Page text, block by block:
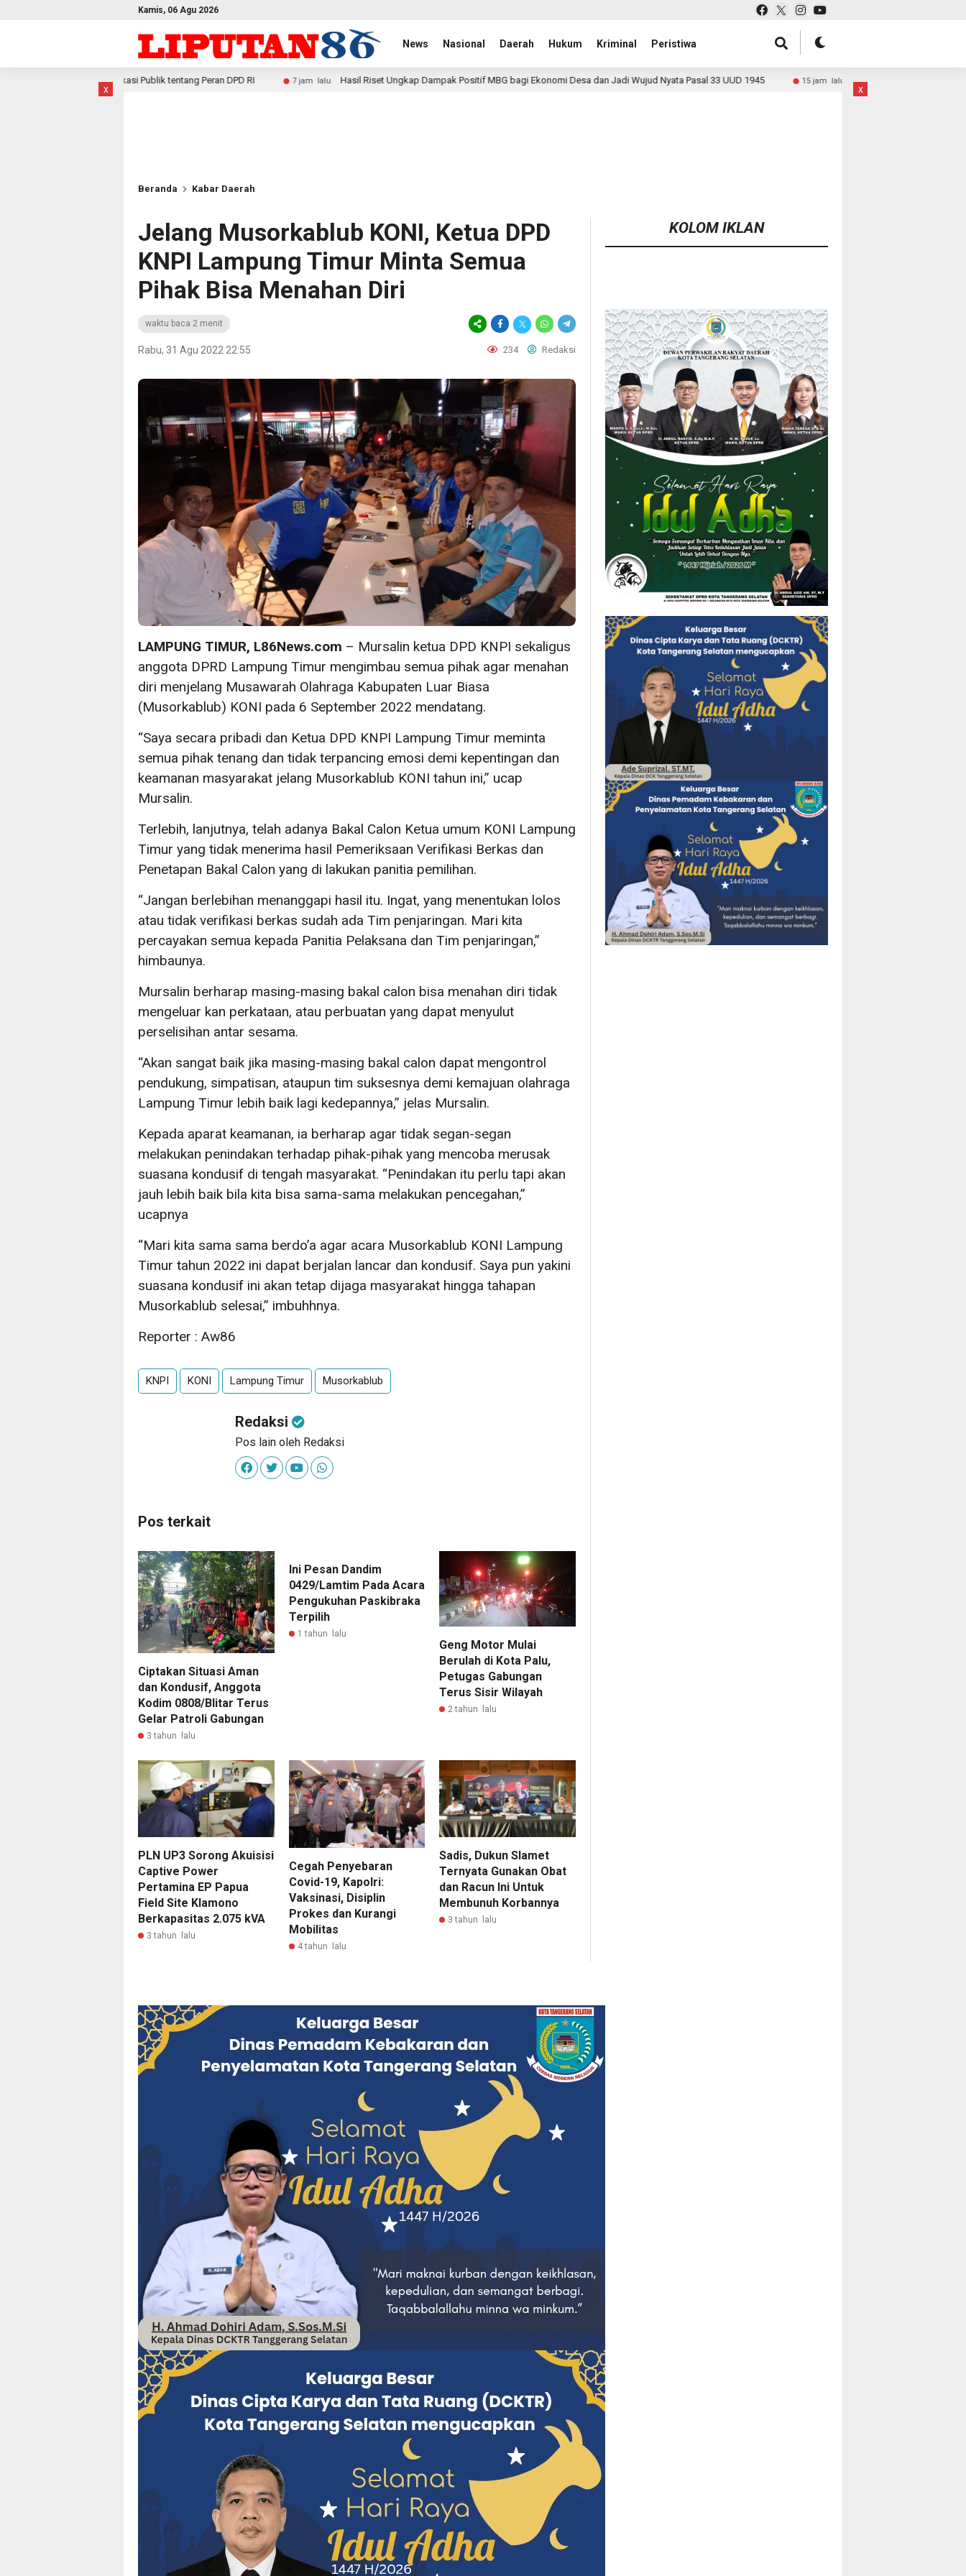
Kamis, 06 Agu 2026
News Nasional Daerah Hukum Kriminal Peristiwa
x
Publik tentang Peran DPD RI 7 jam lalu Hasil Riset Ungkap Dampak Positif MBG bagi Ekonomi Desa dan Jadi Wujud Nyata Pasal 33 UUD 1945 15 jam lalu Kanwil BPN Banten dan Komisi II DPR RI Dorong
Beranda Kabar Daerah
Jelang Musorkablub KONI, Ketua DPD
KNPI Lampung Timur Minta Semua
Pihak Bisa Menahan Diri
waktu baca 2 menit
Rabu, 31 Agu 2022 22:55 234 Redaksi
LAMPUNG TIMUR, L86News.com – Mursalin ketua DPD KNPI sekaligus
anggota DPRD Lampung Timur mengimbau semua pihak agar menahan
diri menjelang Musawarah Olahraga Kabupaten Luar Biasa
(Musorkablub) KONI pada 6 September 2022 mendatang.
“Saya secara pribadi dan Ketua DPD KNPI Lampung Timur meminta
semua pihak tenang dan tidak terpancing emosi demi kepentingan dan
keamanan masyarakat jelang Musorkablub KONI tahun ini,” ucap
Mursalin.
Terlebih, lanjutnya, telah adanya Bakal Calon Ketua umum KONI Lampung
Timur yang tidak menerima hasil Pemeriksaan Verifikasi Berkas dan
Penetapan Bakal Calon yang di lakukan panitia pemilihan.
“Jangan berlebihan menanggapi hasil itu. Ingat, yang menentukan lolos
atau tidak verifikasi berkas sudah ada Tim penjaringan. Mari kita
percayakan semua kepada Panitia Pelaksana dan Tim penjaringan,”
himbaunya.
Mursalin berharap masing-masing bakal calon bisa menahan diri tidak
mengeluar kan perkataan, atau perbuatan yang dapat menyulut
perselisihan antar sesama.
“Akan sangat baik jika masing-masing bakal calon dapat mengontrol
pendukung, simpatisan, ataupun tim suksesnya demi kemajuan olahraga
Lampung Timur lebih baik lagi kedepannya,” jelas Mursalin.
Kepada aparat keamanan, ia berharap agar tidak segan-segan
melakukan penindakan terhadap pihak-pihak yang mencoba merusak
suasana kondusif di tengah masyarakat. “Penindakan itu perlu tapi akan
jauh lebih baik bila kita bisa sama-sama melakukan pencegahan,”
ucapnya
“Mari kita sama sama berdo’a agar acara Musorkablub KONI Lampung
Timur tahun 2022 ini dapat berjalan lancar dan kondusif. Saya pun yakini
suasana kondusif ini akan tetap dijaga masyarakat hingga tahapan
Musorkablub selesai,” imbuhhnya.
Reporter : Aw86
KNPI KONI Lampung Timur Musorkablub
Redaksi
Pos lain oleh Redaksi
Pos terkait
Ciptakan Situasi Aman
dan Kondusif, Anggota
Kodim 0808/Blitar Terus
Gelar Patroli Gabungan
3 tahun lalu
Ini Pesan Dandim
0429/Lamtim Pada Acara
Pengukuhan Paskibraka
Terpilih
1 tahun lalu
Geng Motor Mulai
Berulah di Kota Palu,
Petugas Gabungan
Terus Sisir Wilayah
2 tahun lalu
PLN UP3 Sorong Akuisisi
Captive Power
Pertamina EP Papua
Field Site Klamono
Berkapasitas 2.075 kVA
3 tahun lalu
Cegah Penyebaran
Covid-19, Kapolri:
Vaksinasi, Disiplin
Prokes dan Kurangi
Mobilitas
4 tahun lalu
Sadis, Dukun Slamet
Ternyata Gunakan Obat
dan Racun Ini Untuk
Membunuh Korbannya
3 tahun lalu
KOLOM IKLAN
x